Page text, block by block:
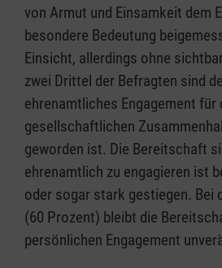
von Armut und Einsamkeit dem
besondere Bedeutung
Einsicht, allerdings ohne
zwei Drittel der Befragten sind
ehrenamtliches Engagement für
gesellschaftlichen
geworden ist. Die Bereitschaft
ehrenamtlich zu engagieren ist
oder sogar stark gestiegen. Bei
(60 Prozent) bleibt die
persönlichen Engagement